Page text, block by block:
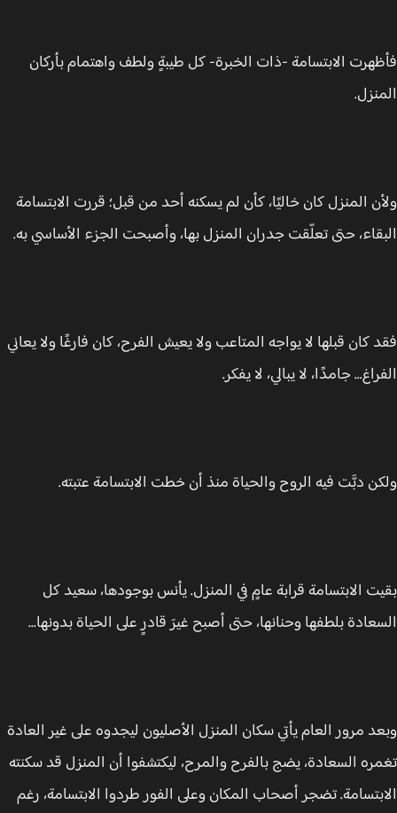
الابتسامة -ذات الخبرة- كل طيبةٍ ولطف واهتمام بأركان
المنزل كان خاليًا، كأن لم يسكنه أحد من قبل؛ قررت الابتسامة
حتى تعلّقت جدران المنزل بها، وأصبحت الجزء الأساسي به.
كان قبلها لا يواجه المتاعب ولا يعيش الفرح، كان فارغًا ولا يعاني
جامدًا، لا يبالي، لا يفكر.
دبَّت فيه الروح والحياة منذ أن خطت الابتسامة عتبته.
الابتسامة قرابة عامٍ في المنزل. يأنس بوجودها، سعيد كل
بلطفها وحنانها، حتى أصبح غيرَ قادرٍ على الحياة بدونها...
مرور العام يأتي سكان المنزل الأصليون ليجدوه على غير العادة
السعادة، يضج بالفرح والمرح، ليكتشفوا أن المنزل قد سكنته
تضجر أصحاب المكان وعلى الفور طردوا الابتسامة، رغم